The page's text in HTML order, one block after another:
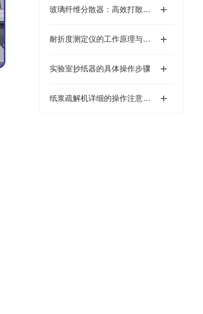
玻璃纤维分散器：高效打散技术，重塑玻纤应用格局
耐折度测定仪的工作原理与应用领域
实验室抄纸器的具体操作步骤
纸浆疏解机详细的操作注意事项